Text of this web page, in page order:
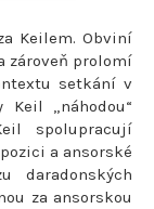
Keilem. Obviní
zároveň prolomí
setkání v
„náhodou“
spolupracují
a ansorské
daradonských
za ansorskou